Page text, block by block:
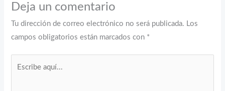
Deja un comentario
Tu dirección de correo electrónico no será publicada. Los
campos obligatorios están marcados con *